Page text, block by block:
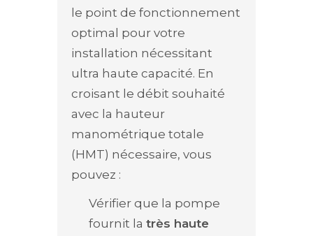
le point de fonctionnement
optimal pour votre
installation nécessitant
ultra haute capacité. En
croisant le débit souhaité
avec la hauteur
manométrique totale
(HMT) nécessaire, vous
pouvez :
Vérifier que la pompe
fournit la très haute